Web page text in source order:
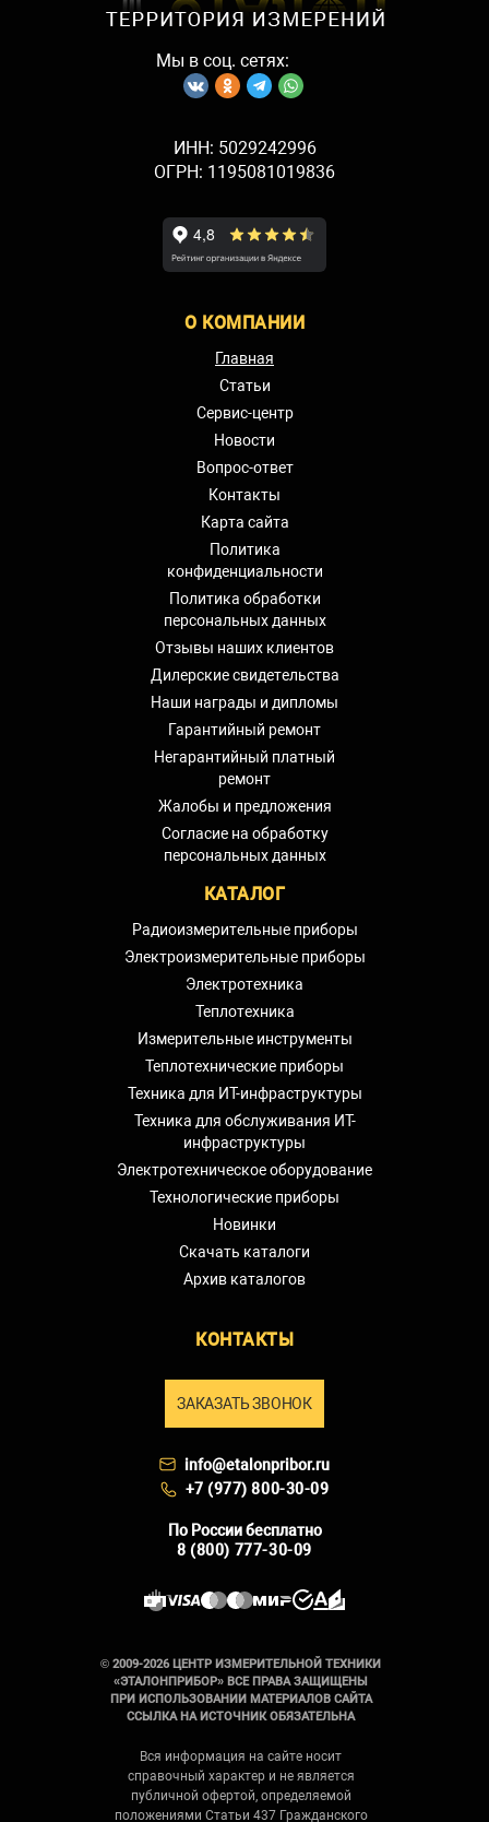
Мы в соц. сетях:
ИНН: 5029242996
ОГРН: 1195081019836
О КОМПАНИИ
Главная
Статьи
Сервис-центр
Новости
Вопрос-ответ
Контакты
Карта сайта
Политика
конфиденциальности
Политика обработки
персональных данных
Отзывы наших клиентов
Дилерские свидетельства
Наши награды и дипломы
Гарантийный ремонт
Негарантийный платный
ремонт
Жалобы и предложения
Согласие на обработку
персональных данных
КАТАЛОГ
Радиоизмерительные приборы
Электроизмерительные приборы
Электротехника
Теплотехника
Измерительные инструменты
Теплотехнические приборы
Техника для ИТ-инфраструктуры
Техника для обслуживания ИТ-
инфраструктуры
Электротехническое оборудование
Технологические приборы
Новинки
Скачать каталоги
Архив каталогов
КОНТАКТЫ
ЗАКАЗАТЬ ЗВОНОК
info@etalonpribor.ru
+7 (977) 800-30-09
По России бесплатно
8 (800) 777-30-09
© 2009-2026 ЦЕНТР ИЗМЕРИТЕЛЬНОЙ ТЕХНИКИ
«ЭТАЛОНПРИБОР» ВСЕ ПРАВА ЗАЩИЩЕНЫ
ПРИ ИСПОЛЬЗОВАНИИ МАТЕРИАЛОВ САЙТА
ССЫЛКА НА ИСТОЧНИК ОБЯЗАТЕЛЬНА
Вся информация на сайте носит
справочный характер и не является
публичной офертой, определяемой
положениями Статьи 437 Гражданского